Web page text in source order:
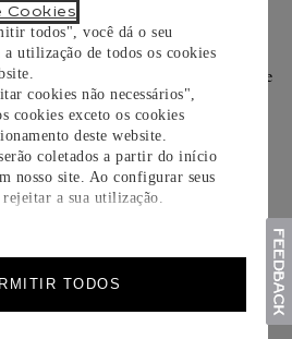
Cookies
todos", você dá o seu
a utilização de todos os cookies
cookies não necessários",
cookies exceto os cookies
deste website.
coletados a partir do início
nosso site. Ao configurar seus
a sua utilização.
TODOS
de entrega. Selecione o envio de
de seu pedido.
sua criação Cartier em até 30
Consultar Devoluções